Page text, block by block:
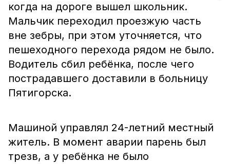
когда на дороге вышел школьник.
Мальчик переходил проезжую часть
вне зебры, при этом уточняется, что
пешеходного перехода рядом не было.
Водитель сбил ребёнка, после чего
пострадавшего доставили в больницу
Пятигорска.
Машиной управлял 24-летний местный
житель. В момент аварии парень был
трезв, а у ребёнка не было